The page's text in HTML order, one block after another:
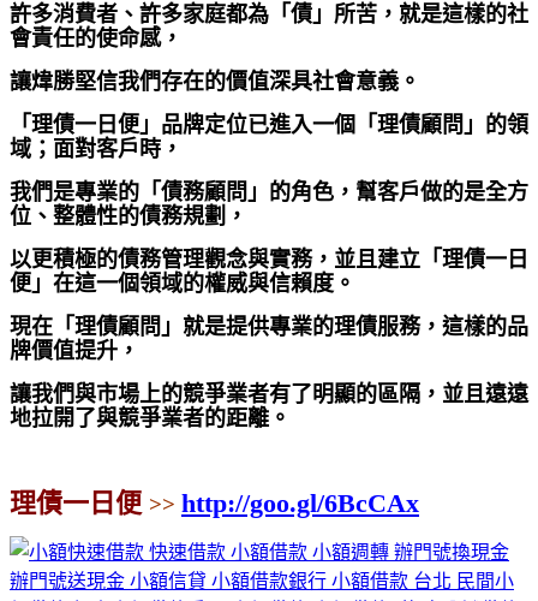
許多消費者、許多家庭都為「債」所苦，就是這樣的社
會責任的使命感，
讓煒勝堅信我們存在的價值深具社會意義。
「理債一日便」品牌定位已進入一個「理債顧問」的領
域；面對客戶時，
我們是專業的「債務顧問」的角色，幫客戶做的是全方
位、整體性的債務規劃，
以更積極的債務管理觀念與實務，並且建立「理債一日
便」在這一個領域的權威與信賴度。
現在「理債顧問」就是提供專業的理債服務，這樣的品
牌價值提升，
讓我們與市場上的競爭業者有了明顯的區隔，並且遠遠
地拉開了與競爭業者的距離。
理債一日便 >> http://goo.gl/6BcCAx